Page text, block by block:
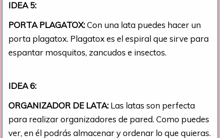
IDEA 5:
PORTA PLAGATOX:Con una lata puedes hacer un
porta plagatox. Plagatox es el espiral que sirve para
espantar mosquitos, zancudos e insectos.
IDEA 6:
ORGANIZADOR DE LATA: Las latas son perfecta
para realizar organizadores de pared. Como puedes
ver, en él podrás almacenar y ordenar lo que quieras.